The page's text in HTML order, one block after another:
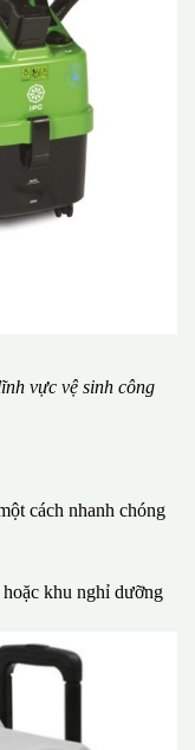
vực vệ sinh công
cách nhanh chóng
khu nghỉ dưỡng